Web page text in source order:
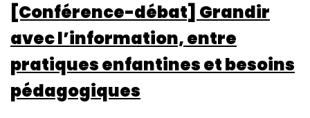
[Conférence-débat] Grandir
avec l’information, entre
pratiques enfantines et besoins
pédagogiques